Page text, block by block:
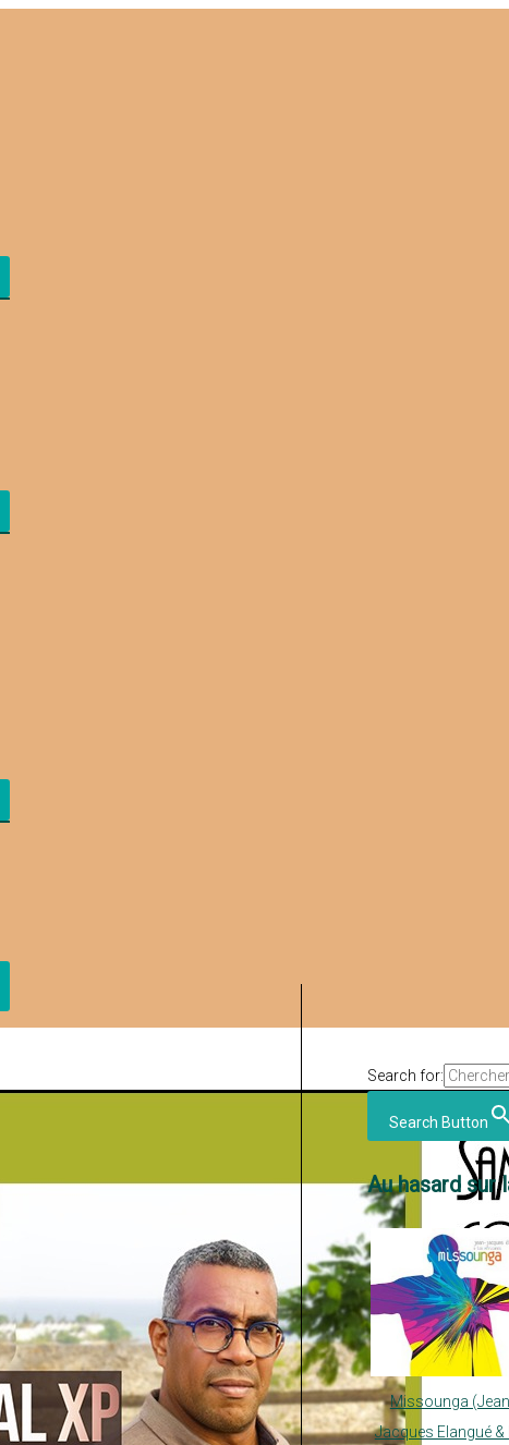
Search for:
Search Button
Au hasard sur
Missounga
Jacques Elangué &